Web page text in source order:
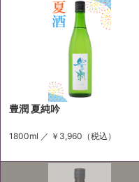
豊潤 夏純吟
1800ml ／ ￥3,960 （税込）